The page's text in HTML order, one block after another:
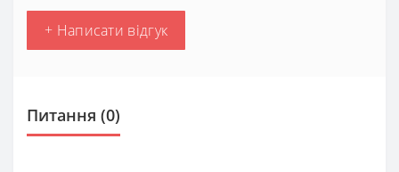
+ Написати відгук
Питання (0)